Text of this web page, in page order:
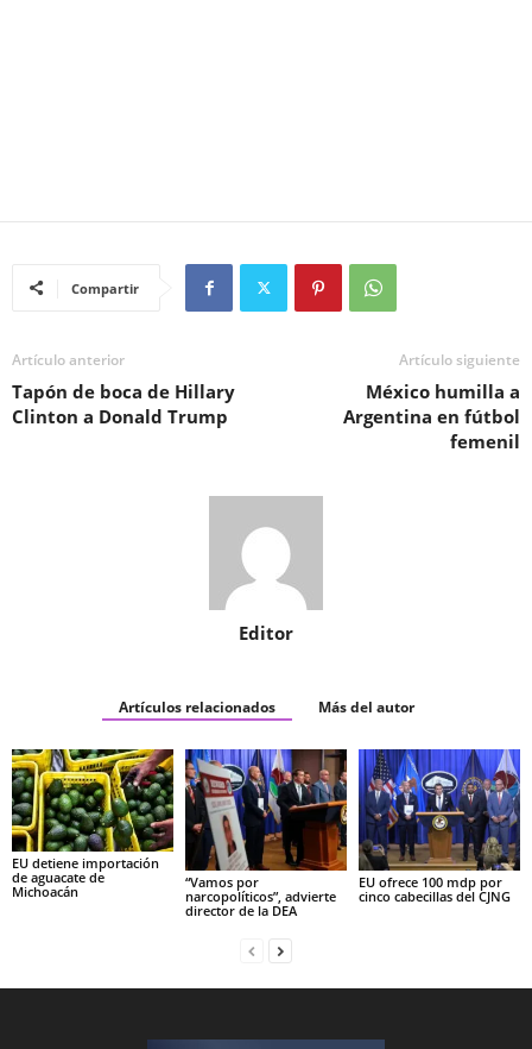
Compartir
Artículo anterior
Tapón de boca de Hillary
Clinton a Donald Trump
Artículo siguiente
México humilla a
Argentina en fútbol
femenil
Editor
Artículos relacionados Más del autor
EU detiene importación
de aguacate de
Michoacán
“Vamos por
narcopolíticos”, advierte
director de la DEA
EU ofrece 100 mdp por
cinco cabecillas del CJNG